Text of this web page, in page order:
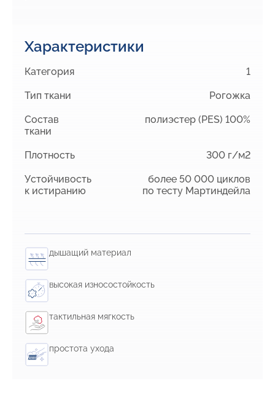
Характеристики
Категория 1
Тип ткани Рогожка
Состав
ткани
полиэстер (PES) 100%
Плотность 300 г/м2
Устойчивость
к истиранию
более 50 000 циклов
по тесту Мартиндейла
дышащий материал
высокая износостойкость
тактильная мягкость
простота ухода